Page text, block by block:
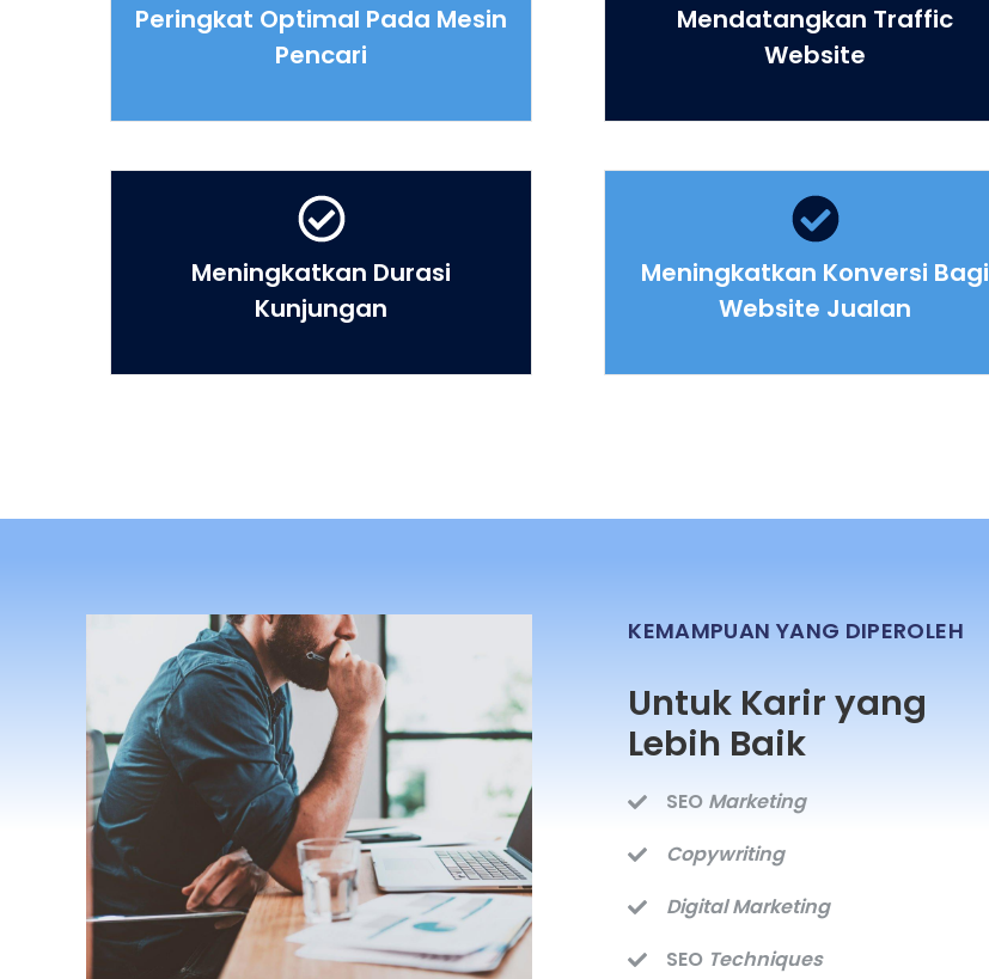
Peringkat Optimal Pada Mesin
Pencari
Mendatangkan Traffic
Website
Meningkatkan Durasi
Kunjungan
Meningkatkan Konversi Bagi
Website Jualan
KEMAMPUAN YANG DIPEROLEH
Untuk Karir yang
Lebih Baik
SEO Marketing
Copywriting
Digital Marketing
SEO Techniques